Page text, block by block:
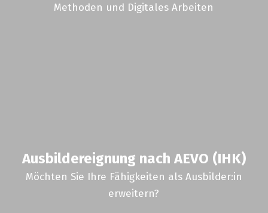
Methoden und Digitales Arbeiten
Ausbildereignung nach AEVO (IHK)
Möchten Sie Ihre Fähigkeiten als Ausbilder:in
erweitern?